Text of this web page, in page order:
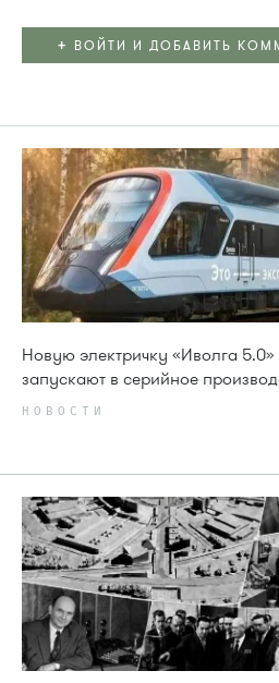
+ ВОЙТИ И ДОБАВИТЬ
Новую электричку «Иволга
запускают в серийное
НОВОСТИ